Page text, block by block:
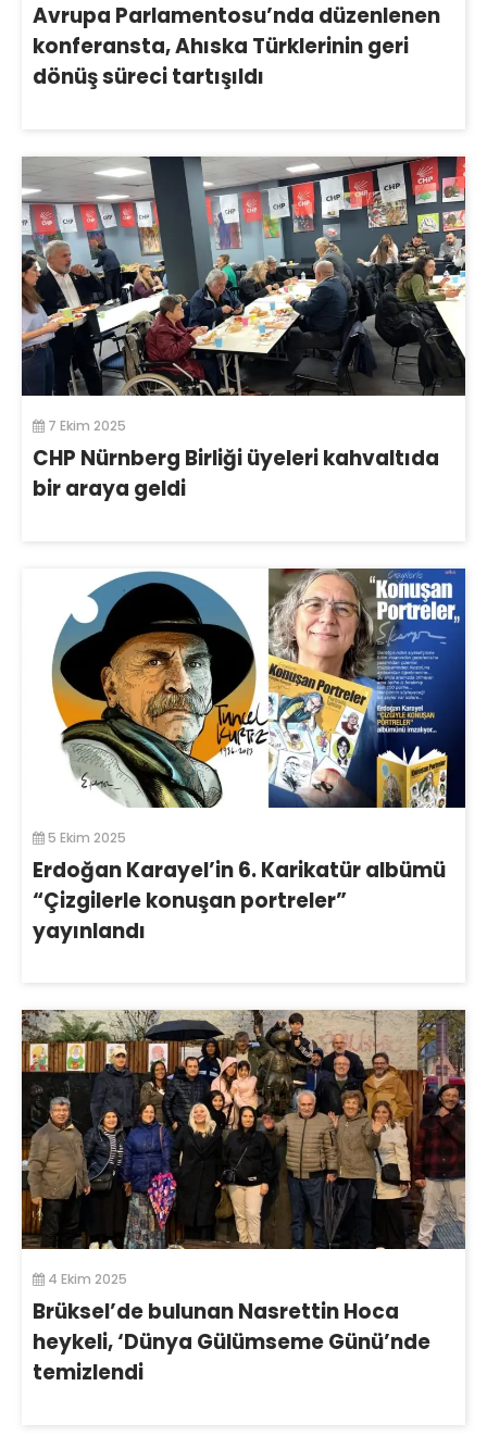
Avrupa Parlamentosu’nda düzenlenen
konferansta, Ahıska Türklerinin geri
dönüş süreci tartışıldı
7 Ekim 2025
CHP Nürnberg Birliği üyeleri kahvaltıda
bir araya geldi
5 Ekim 2025
Erdoğan Karayel’in 6. Karikatür albümü
“Çizgilerle konuşan portreler”
yayınlandı
4 Ekim 2025
Brüksel’de bulunan Nasrettin Hoca
heykeli, ‘Dünya Gülümseme Günü’nde
temizlendi